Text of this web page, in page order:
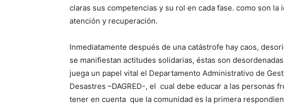
claras sus competencias y su rol en cada fase. como son
atención y recuperación.
Inmediatamente después de una catástrofe hay caos,
se manifiestan actitudes solidarias, éstas son
juega un papel vital el Departamento Administrativo de
Desastres –DAGRED-, el cual debe educar a las personas
tener en cuenta que la comunidad es la primera